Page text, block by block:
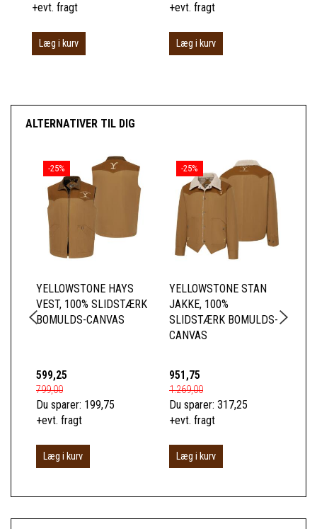
+evt. fragt
Læg i kurv
+evt. fragt
Læg i kurv
ALTERNATIVER TIL DIG
-25%
YELLOWSTONE HAYS
VEST, 100% SLIDSTÆRK
BOMULDS-CANVAS
599,25
799,00
Du sparer: 199,75
+evt. fragt
Læg i kurv
-25%
YELLOWSTONE STAN
JAKKE, 100%
SLIDSTÆRK BOMULDS-
CANVAS
951,75
1.269,00
Du sparer: 317,25
+evt. fragt
Læg i kurv